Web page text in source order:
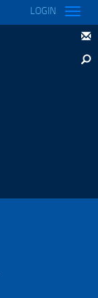
LOGIN
Toggle